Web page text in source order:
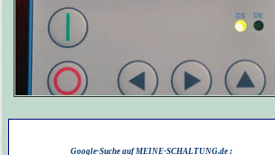
Google-Suche auf MEINE-SCHALTUNG.de :